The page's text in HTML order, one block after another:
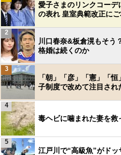
愛子さまのリンクコー
の表れ 皇室典範改正に
川口春奈&板倉滉もそう
格婚は続くのか
2
「朝」「彦」「憲」「
子制度で改めて注目され
3
毒ヘビに噛まれた妻を
4
江戸川で“高級魚”がド
5